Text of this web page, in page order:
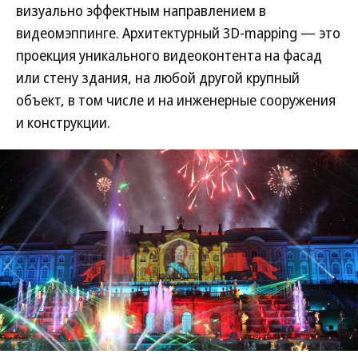
визуально эффектным направлением в
видеомэппинге. Архитектурный 3D-mapping — это
проекция уникального видеоконтента на фасад
или стену здания, на любой другой крупный
объект, в том числе и на инженерные сооружения
и конструкции.